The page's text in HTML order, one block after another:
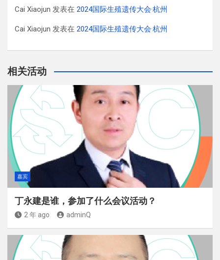
Cai Xiaojun 发表在 2024国际生殖遗传大会·杭州
Cai Xiaojun 发表在 2024国际生殖遗传大会·杭州
相关活动
嘉宾
丁永建是谁，参加了什么会议活动？
2 年 ago adminQ